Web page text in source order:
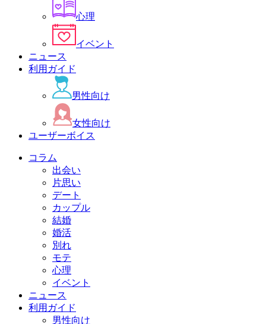
心理
イベント
ニュース
利用ガイド
男性向け
女性向け
ユーザーボイス
コラム
出会い
片思い
デート
カップル
結婚
婚活
別れ
モテ
心理
イベント
ニュース
利用ガイド
男性向け